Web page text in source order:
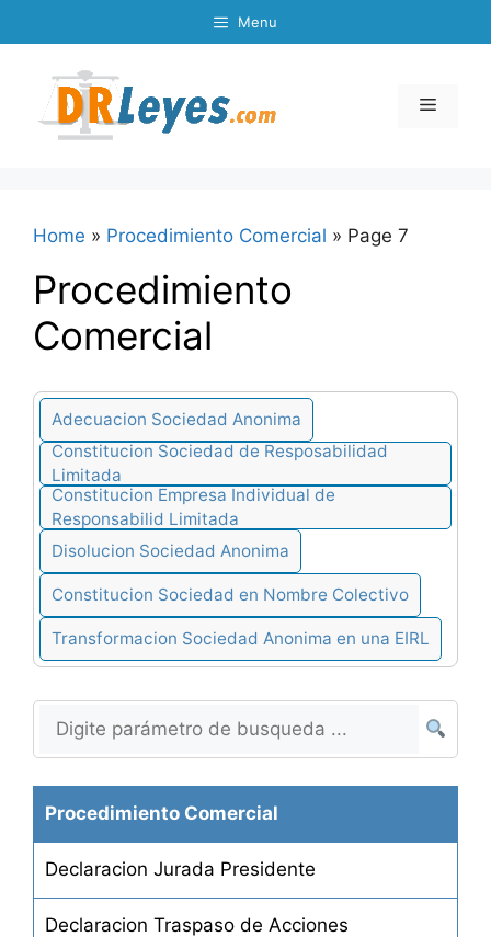
to
Menu
Menu
Home » Procedimiento Comercial » Page 7
Procedimiento
Comercial
Adecuacion Sociedad Anonima
Constitucion Sociedad de Resposabilidad
Limitada
Constitucion Empresa Individual de
Responsabilid Limitada
Disolucion Sociedad Anonima
Constitucion Sociedad en Nombre Colectivo
Transformacion Sociedad Anonima en una EIRL
Procedimiento Comercial
Declaracion Jurada Presidente
Declaracion Traspaso de Acciones